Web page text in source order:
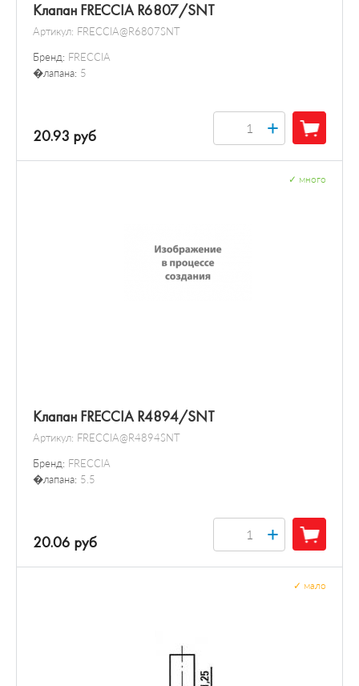
Клапан FRECCIA R6807/SNT
Артикул: FRECCIA@R6807SNT
Бренд: FRECCIA
�лапана: 5
20.93 руб +
Клапан FRECCIA R4894/SNT
Артикул: FRECCIA@R4894SNT
Бренд: FRECCIA
�лапана: 5.5
много
20.06 руб +
мало